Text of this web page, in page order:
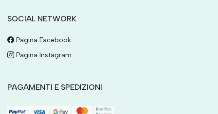
SOCIAL NETWORK
Pagina Facebook
Pagina Instagram
PAGAMENTI E SPEDIZIONI